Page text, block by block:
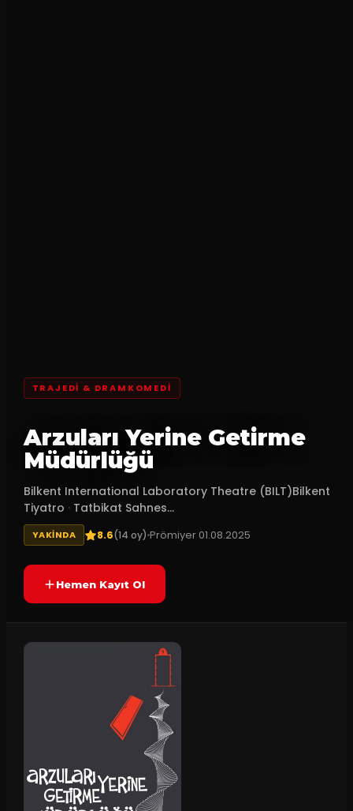
TRAJEDI & DRAMKOMEDI
Arzuları Yerine Getirme
Müdürlüğü
Bilkent International Laboratory Theatre (BILT)Bilkent
Tiyatro · Tatbikat Sahnes...
YAKINDA 8.6(14 oy)Prömiyer 01.08.2025
Hemen Kayıt Ol